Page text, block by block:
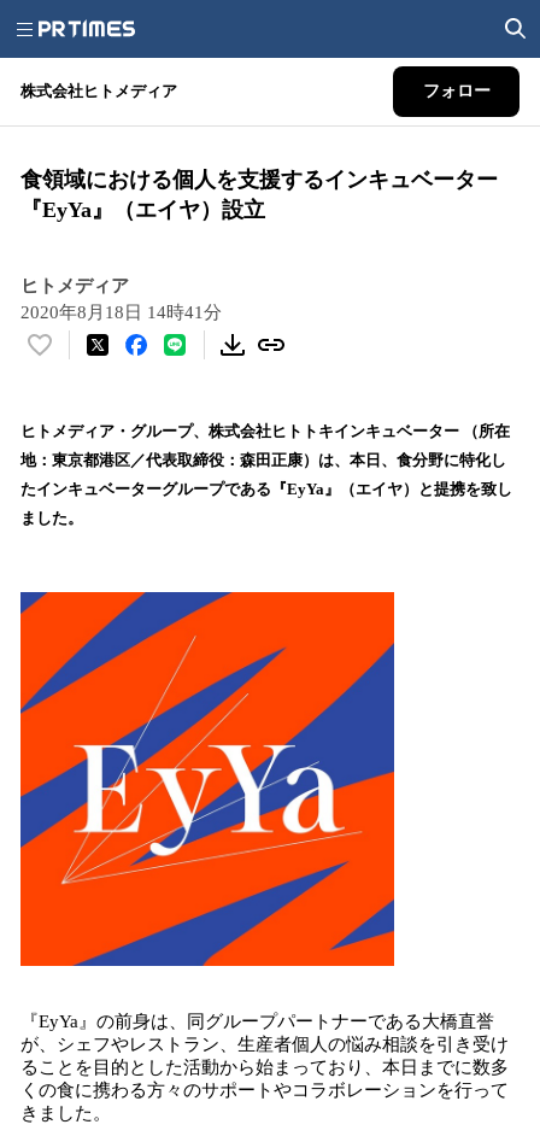
株式会社ヒトメディア フォロー
食領域における個人を支援するインキュベーター
『EyYa』（エイヤ）設立
ヒトメディア
2020年8月18日 14時41分
い
！
数
を
読
ヒトメディア・グループ、株式会社ヒトトキインキュベーター （所在
地：東京都港区／代表取締役：森田正康）は、本日、食分野に特化し
たインキュベーターグループである『EyYa』（エイヤ）と提携を致し
ました。
『EyYa』の前身は、同グループパートナーである大橋直誉
が、シェフやレストラン、生産者個人の悩み相談を引き受け
ることを目的とした活動から始まっており、本日までに数多
くの食に携わる方々のサポートやコラボレーションを行って
きました。